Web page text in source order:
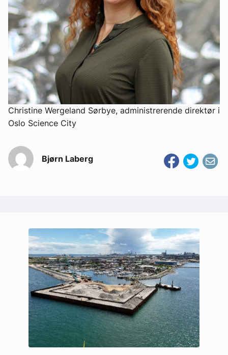
Christine Wergeland Sørbye, administrerende direktør i
Oslo Science City
Bjørn Laberg